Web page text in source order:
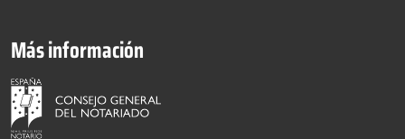
Más información